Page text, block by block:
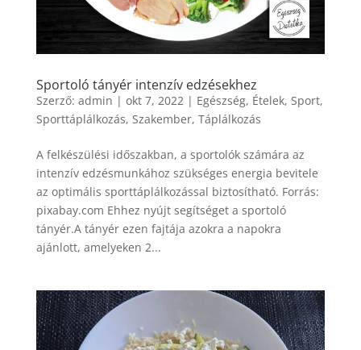
Sportoló tányér intenzív edzésekhez
Szerző: admin | okt 7, 2022| Egészség, Ételek, Sport,
Sporttáplálkozás, Szakember, Táplálkozás
A felkészülési időszakban, a sportolók számára az
intenzív edzésmunkához szükséges energia bevitele
az optimális sporttáplálkozással biztosítható. Forrás:
pixabay.com Ehhez nyújt segítséget a sportoló
tányér.A tányér ezen fajtája azokra a napokra
ajánlott, amelyeken 2...